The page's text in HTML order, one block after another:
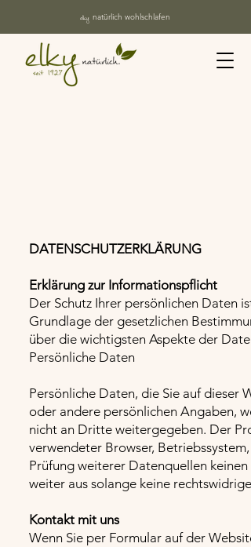
elky natürlich wohlschlafen
DATENSCHUTZERKLÄRUNG
Erklärung zur Informationspflicht
Der Schutz Ihrer persönlichen Daten
Grundlage der gesetzlichen
über die wichtigsten Aspekte der
Persönliche Daten
Persönliche Daten, die Sie auf dieser
oder andere persönlichen Angaben,
nicht an Dritte weitergegeben. Der
verwendeter Browser,
Prüfung weiterer Datenquellen
weiter aus solange keine
Kontakt mit uns
Wenn Sie per Formular auf der